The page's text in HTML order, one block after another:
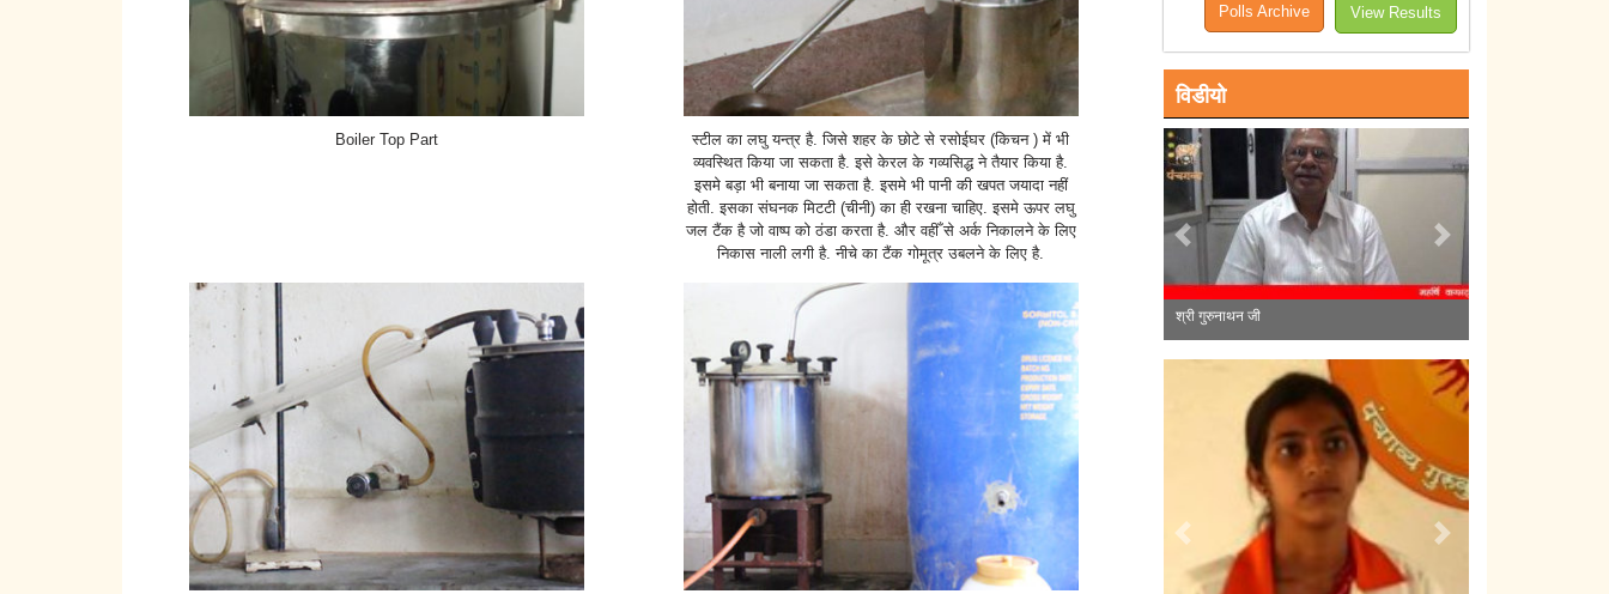
Boiler Top Part
स्टील का लघु यन्त्र है. जिसे शहर के छोटे से रसोईघर (किचन ) में भी
व्यवस्थित किया जा सकता है. इसे केरल के गव्यसिद्ध ने तैयार किया है.
इसमे बड़ा भी बनाया जा सकता है. इसमे भी पानी की खपत जयादा नहीं
होती. इसका संघनक मिटटी (चीनी) का ही रखना चाहिए. इसमे ऊपर लघु
जल टैंक है जो वाष्प को ठंडा करता है. और वहीँ से अर्क निकालने के लिए
निकास नाली लगी है. नीचे का टैंक गोमूत्र उबलने के लिए है.
View Results
Polls Archive
विडीयो
श्री ए. वितरिवेलु जी
Previous
Previous